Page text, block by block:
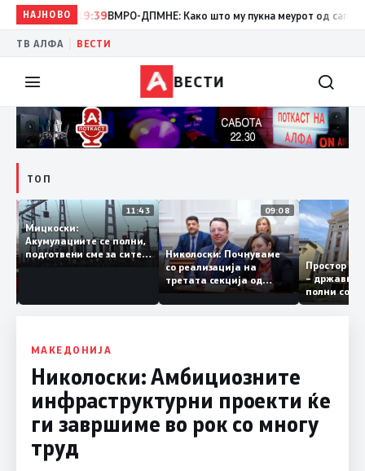
НАЈНОВО19:39ВМРО-ДПМНЕ: Како што му пукна меурот од сапуница
ТВ АЛФА ВЕСТИ
ВЕСТИ
ТОП
за
11:43
Мицкоски:
Акумулациите се полни,
подготвени сме за сите
ризици, не размислување
09:08
Николоски: Почнуваме
со реализација на
третата секција од
железничкиот Коридор
8, Македонија станува
Простор
–
полни
МАКЕДОНИЈА
Николоски: Амбициозните
инфраструктурни проекти ќе
ги завршиме во рок со многу
труд